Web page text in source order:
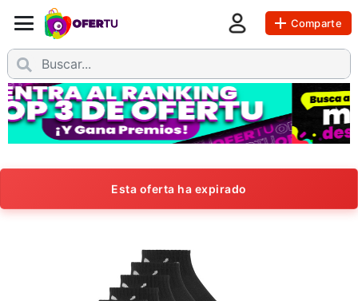
Comparte
Esta oferta ha expirado